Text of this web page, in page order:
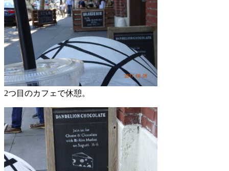
2つ目のカフェで休憩。